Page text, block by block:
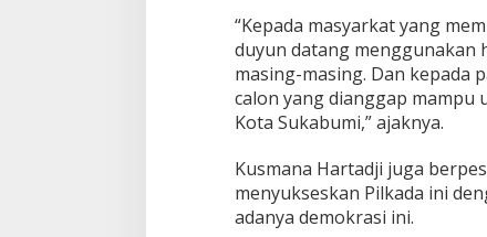
a
l
K
o
t
T
a
h
u
“Kepada masyarkat yang
duyun datang menggunakan
masing-masing. Dan
calon yang dianggap mampu
Kota Sukabumi,” ajaknya.
Kusmana Hartadji juga
menyukseskan Pilkada ini
adanya demokrasi ini.